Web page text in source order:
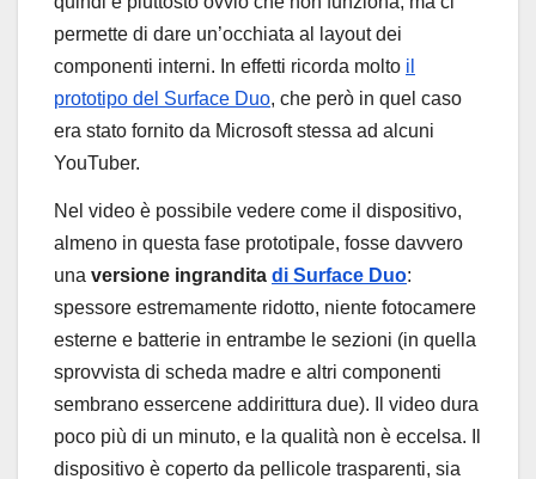
permette di dare un’occhiata al layout dei
componenti interni. In effetti ricorda molto il
prototipo del Surface Duo, che però in quel caso
era stato fornito da Microsoft stessa ad alcuni
YouTuber.
Nel video è possibile vedere come il dispositivo,
almeno in questa fase prototipale, fosse davvero
una versione ingrandita di Surface Duo:
spessore estremamente ridotto, niente fotocamere
esterne e batterie in entrambe le sezioni (in quella
sprovvista di scheda madre e altri componenti
sembrano essercene addirittura due). Il video dura
poco più di un minuto, e la qualità non è eccelsa. Il
dispositivo è coperto da pellicole trasparenti, sia